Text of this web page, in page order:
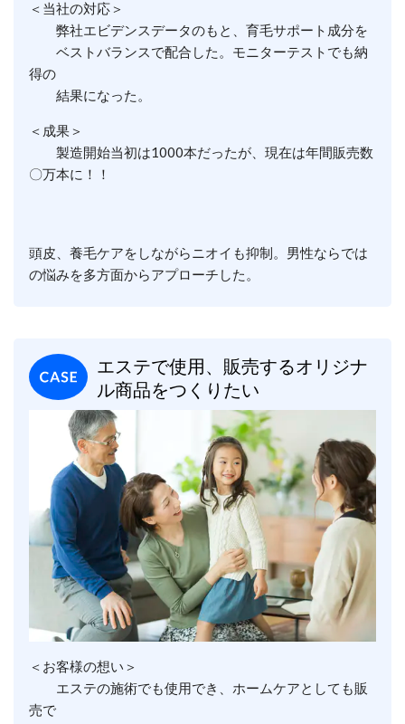
＜当社の対応＞
弊社エビデンスデータのもと、育毛サポート成分を
ベストバランスで配合した。モニターテストでも納
得の
結果になった。
＜成果＞
製造開始当初は1000本だったが、現在は年間販売数
〇万本に！！
頭皮、養毛ケアをしながらニオイも抑制。男性ならでは
の悩みを多方面からアプローチした。
エステで使用、販売するオリジナ
ル商品をつくりたい
＜お客様の想い＞
エステの施術でも使用でき、ホームケアとしても販
売で